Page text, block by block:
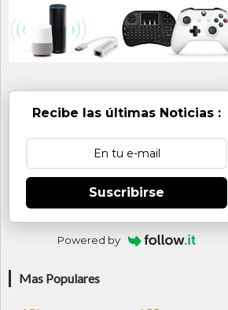
Recibe las últimas Noticias :
Suscribirse
Powered by
Mas Populares